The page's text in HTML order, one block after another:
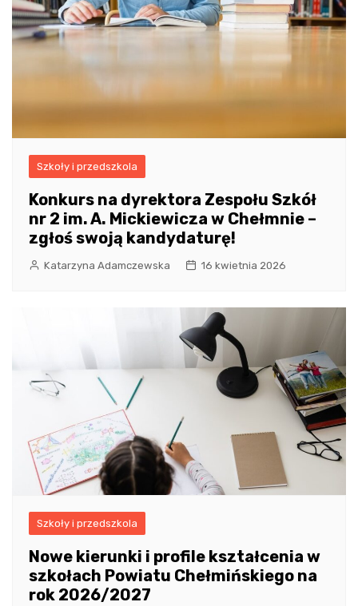
Szkoły i przedszkola
Konkurs na dyrektora Zespołu Szkół
nr 2 im. A. Mickiewicza w Chełmnie –
zgłoś swoją kandydaturę!
Katarzyna Adamczewska 16 kwietnia 2026
Szkoły i przedszkola
Nowe kierunki i profile kształcenia w
szkołach Powiatu Chełmińskiego na
rok 2026/2027